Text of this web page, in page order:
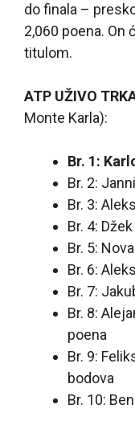
do finala –
2,060 poena. On
titulom.
ATP UŽIVO
Monte Karla):
Br. 1:
Br. 2:
Br. 3:
Br. 4:
Br. 5:
Br. 6:
Br. 7:
Br. 8:
poena
Br. 9:
bodova
Br. 10: